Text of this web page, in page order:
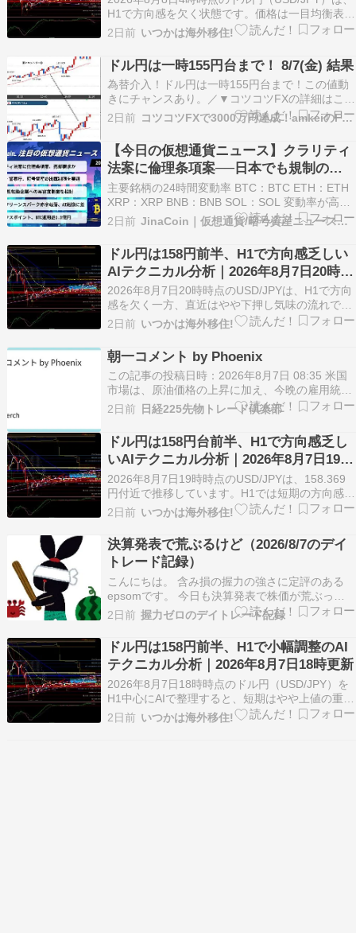
H1で方向感を欠く状態です。価格は一目均衡表の
雲の中にあり、157.296や157.087が下値の注目
水準になります。 本記事ではチャートとテクニカ
ル指標をもとに、重要価格帯、移動平均線、相場
の方向性、AIの見解を初心者に…
2日前 いつかは海外移住!
ドル円は一時155円台まで！ 8/7(金) 結果
為替介入！ドル円は一時155円台まで！この値動
きにチャンスあり。／▼コツコツFXの詳細はこち
ら▼・コツコツFX【始め方】・コツコツFX【概
要編】＼2026年8月7日（金）取引通貨： ユーロ
円勝敗： 1勝0敗数量： 64 Lot本日の利益： +5.0
pips今月の合計： +25.…
2日前 コツコツFXで3000万円達成！amkeiのFXブログ！
【今日の仮想通貨ニュース】クラリティ
法案に倫理条項案──日本でも規制の動
き相次ぐ
主要銘柄の24時間変動率 BTC：BTC ETH：ETH
XRP：XRP BNB：BNB SOL：SOL 変動率が高い
銘柄 上昇銘柄： BICO：BICO BITCOIN：
BITCOIN TAKE：TAKE 下落銘柄： UDS：UDS
ESPORTS：ESPORTS CYS：C…
2日前 JinaCoin｜仮想通貨/暗号資産ニュース・情報メディア
ドル円は158円前半、H1で方向感乏しい
AIテクニカル分析｜2026年8月7日20時更
新
2026年8月7日20時時点のUSD/JPYは、H1で方向
感を欠く一方、直近はやや下押し気味の流れで
す。注目は158.388の20本移動平均線、158.274
の下限バンド、158.192の過去20本最安値で、こ
れらの近辺で値動きがどう反応するかが焦点にな
ります。 本記事ではチャ…
2日前 いつかは海外移住!
朝一コメント by Phoenix
この記事の投稿日時：2026年8月7日 08:35 米国
市場は、原油価格の上昇に加え、今晩の雇用統計
を控えたポジション調整の売りが優勢となり、6
営業日ぶりに反落。短期的にはリスクイベント前
の利益確定の色合いが強く、方向感はやや後退し
ています。 こうした中、日本市場では、TOPI…
2日前 日経225先物トレード倶楽部
ドル円は158円台前半、H1で方向感乏し
いAIテクニカル分析｜2026年8月7日19時
更新
2026年8月7日19時時点のUSD/JPYは、158.369
円付近で推移しています。H1では短期の方向感は
弱く、158.383円の20本移動平均線と158.247円
のボリンジャーバンド下限がまず意識されます。
上位足ではH4は上向き要素が残る一方、D1は移
動平均線との位置関係が…
2日前 いつかは海外移住!
決算発表で荒ぶるけど（2026/8/7のデイ
トレード記録）
こんにちは。 含み損の握力の強さに定評のある
epsomです。 今日も決算発表で株価が荒ぶって
おりました。 それでは今日のデイトレードを振り
返っていきましょう。 ブログランキングに参加し
ています。クリックして頂けると嬉しいです。
2026/8/7のデイトレード 今日も決算発表で株…
2日前 握力ゼロのデイトレード記録
ドル円は158円前半、H1で小幅調整のAI
テクニカル分析｜2026年8月7日18時更新
2026年8月7日18時時点のドル円（USD/JPY）を
H1中心にAIで整理すると、短期はやや上値の重さ
がある一方で、価格は一目均衡表の雲上にあり、
まだ下向きに決め切る形ではありません。注目は
2日前 いつかは海外移住!